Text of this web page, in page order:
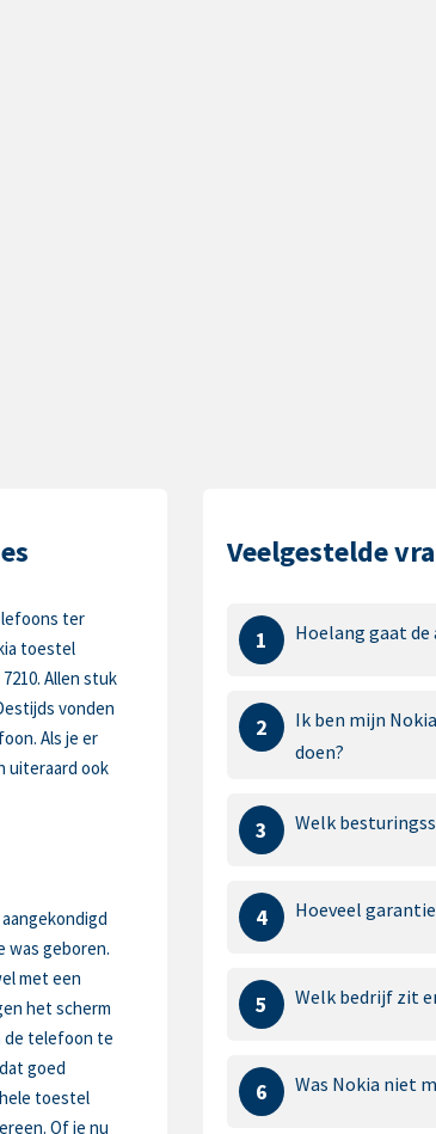
ter
toestel
Allen stuk
vonden
Als je er
uiteraard ook
was geboren.
met een
het scherm
de telefoon te
goed
toestel
Of je nu
Veelgestelde
1 Hoelang gaat de
2
Ik ben mijn
doen?
3 Welk
4 Hoeveel
5 Welk bedrijf zit
6 Was Nokia niet